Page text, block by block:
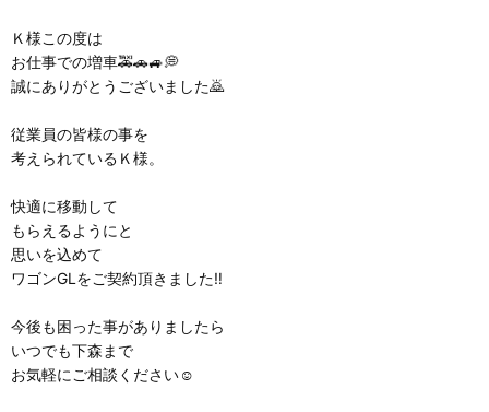
Ｋ様この度は
お仕事での増車🚕🚗🚙💭
誠にありがとうございました⁡🙇
従業員の皆様の事を
考えられているＫ様。
快適に移動して
もらえるようにと
思いを込めて
ワゴンGLをご契約頂きました‼️
今後も困った事がありましたら
いつでも下森まで
お気軽にご相談ください☺️